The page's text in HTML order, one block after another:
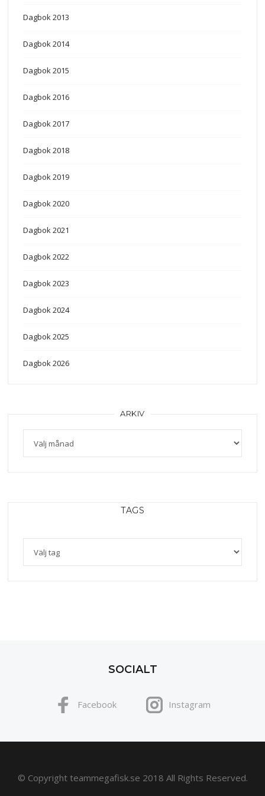
Dagbok 2013
Dagbok 2014
Dagbok 2015
Dagbok 2016
Dagbok 2017
Dagbok 2018
Dagbok 2019
Dagbok 2020
Dagbok 2021
Dagbok 2022
Dagbok 2023
Dagbok 2024
Dagbok 2025
Dagbok 2026
ARKIV
TAGS
SOCIALT
Facebook Instagram
© Copyright teammegafisk.se 2018 All Rights Reserved.